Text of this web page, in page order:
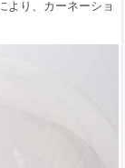
より、カーネーショ